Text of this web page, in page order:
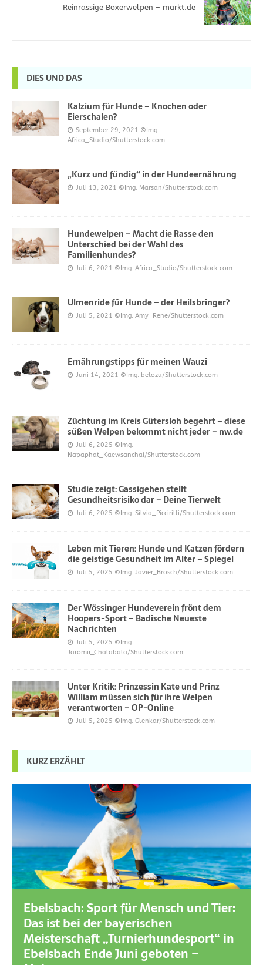
Reinrassige Boxerwelpen – markt.de
DIES UND DAS
Kalzium für Hunde – Knochen oder
Eierschalen?
September 29, 2021 ©Img.
Africa_Studio/Shutterstock.com
„Kurz und fündig“ in der Hundeernährung
Juli 13, 2021 ©Img. Marsan/Shutterstock.com
Hundewelpen – Macht die Rasse den
Unterschied bei der Wahl des
Familienhundes?
Juli 6, 2021 ©Img. Africa_Studio/Shutterstock.com
Ulmenride für Hunde – der Heilsbringer?
Juli 5, 2021 ©Img. Amy_Rene/Shutterstock.com
Ernährungstipps für meinen Wauzi
Juni 14, 2021 ©Img. belozu/Shutterstock.com
Züchtung im Kreis Gütersloh begehrt – diese
süßen Welpen bekommt nicht jeder – nw.de
Juli 6, 2025 ©Img.
Napaphat_Kaewsanchai/Shutterstock.com
Studie zeigt: Gassigehen stellt
Gesundheitsrisiko dar – Deine Tierwelt
Juli 6, 2025 ©Img. Silvia_Piccirilli/Shutterstock.com
Leben mit Tieren: Hunde und Katzen fördern
die geistige Gesundheit im Alter – Spiegel
Juli 5, 2025 ©Img. Javier_Brosch/Shutterstock.com
Der Wössinger Hundeverein frönt dem
Hoopers-Sport – Badische Neueste
Nachrichten
Juli 5, 2025 ©Img.
Jaromir_Chalabala/Shutterstock.com
Unter Kritik: Prinzessin Kate und Prinz
William müssen sich für ihre Welpen
verantworten – OP-Online
Juli 5, 2025 ©Img. Glenkar/Shutterstock.com
KURZ ERZÄHLT
Ebelsbach: Sport für Mensch und Tier:
Das ist bei der bayerischen
Meisterschaft „Turnierhundesport“ in
Ebelsbach Ende Juni geboten –